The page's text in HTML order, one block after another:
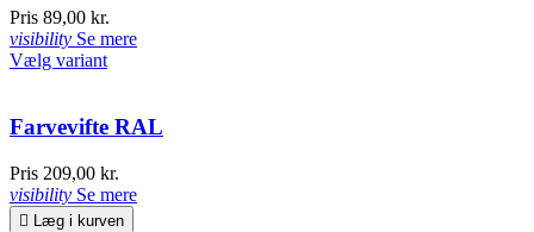
Pris 89,00 kr.
visibility Se mere
Vælg variant
Farvevifte RAL
Pris 209,00 kr.
visibility Se mere
 Læg i kurven